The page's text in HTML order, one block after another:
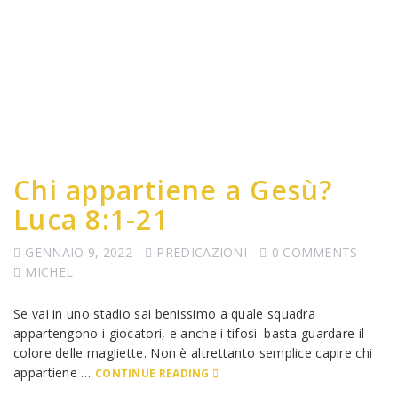
Chi appartiene a Gesù?
Luca 8:1-21
GENNAIO 9, 2022 PREDICAZIONI
0 COMMENTS
MICHEL
Se vai in uno stadio sai benissimo a quale squadra
appartengono i giocatori, e anche i tifosi: basta guardare il
colore delle magliette. Non è altrettanto semplice capire chi
appartiene … CONTINUE READING